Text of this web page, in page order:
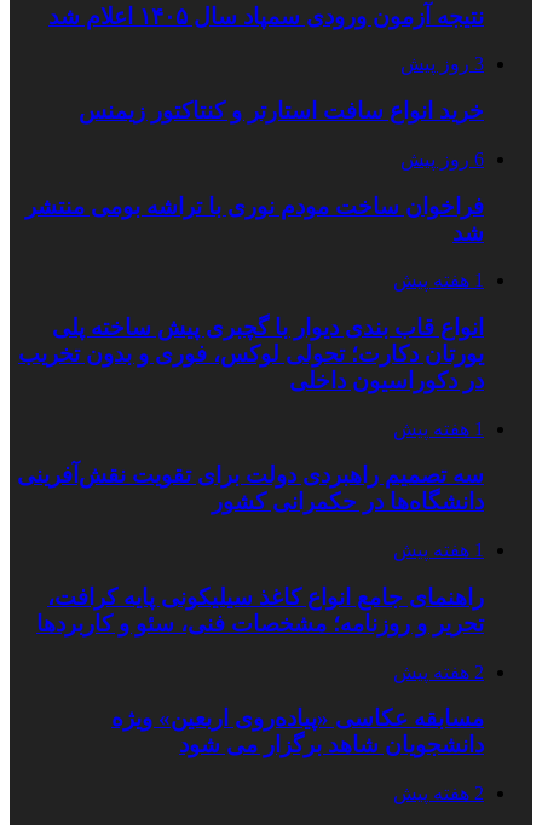
نتیجه آزمون ورودی سمپاد سال ۱۴۰۵ اعلام شد
3 روز پیش
خرید انواع سافت استارتر و کنتاکتور زیمنس
6 روز پیش
فراخوان ساخت مودم نوری با تراشه بومی منتشر
شد
1 هفته پیش
انواع قاب بندی دیوار با گچبری پیش ساخته پلی
یورتان دکارت؛ تحولی لوکس، فوری و بدون تخریب
در دکوراسیون داخلی
1 هفته پیش
سه تصمیم راهبردی دولت برای تقویت نقش‌آفرینی
دانشگاه‌ها در حکمرانی کشور
1 هفته پیش
راهنمای جامع انواع کاغذ سیلیکونی پایه کرافت،
تحریر و روزنامه؛ مشخصات فنی، سئو و کاربردها
2 هفته پیش
مسابقه عکاسی «پیاده‌روی اربعین» ویژه
دانشجویان شاهد برگزار می شود
2 هفته پیش